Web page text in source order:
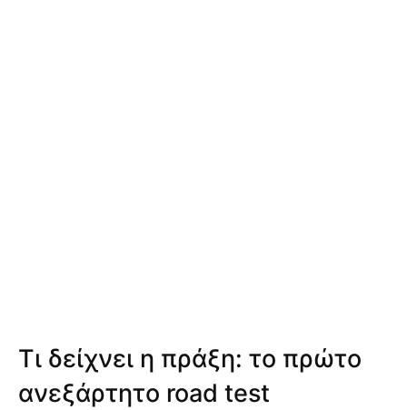
Τι δείχνει η πράξη: το πρώτο
ανεξάρτητο road test